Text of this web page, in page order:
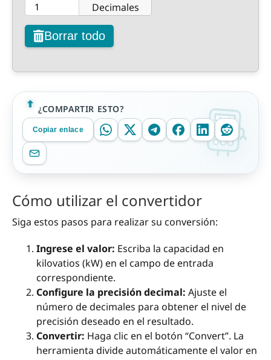
Decimales
Borrar todo
¿COMPARTIR ESTO?
Copiar enlace
Cómo utilizar el convertidor
Siga estos pasos para realizar su conversión:
Ingrese el valor: Escriba la capacidad en
kilovatios (kW) en el campo de entrada
correspondiente.
Configure la precisión decimal: Ajuste el
número de decimales para obtener el nivel de
precisión deseado en el resultado.
Convertir: Haga clic en el botón “Convert”. La
herramienta divide automáticamente el valor en